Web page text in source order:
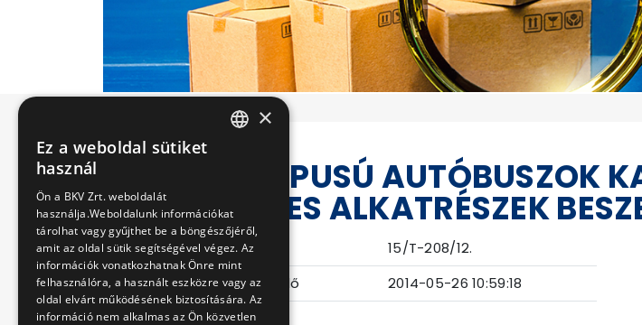
VOLVO TÍPUSÚ AUTÓBUSZOK
SZÜKSÉGES ALKATRÉSZEK
Eljárás száma
15/T-208/12.
Ajánlattételi határidő
2014-05-26 10:59:18
×
Ez a weboldal sütiket
használ
Ön a BKV Zrt. weboldalát
használja.Weboldalunk információkat
tárolhat vagy gyűjthet be a böngészőjéről,
amit az oldal sütik segítségével végez. Az
információk vonatkozhatnak Önre mint
felhasználóra, a használt eszközre vagy az
oldal elvárt működésének biztosítására. Az
információ nem alkalmas az Ön közvetlen